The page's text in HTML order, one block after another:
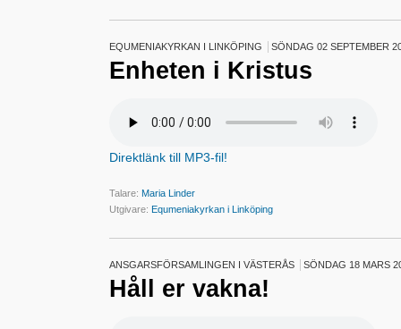
EQUMENIAKYRKAN I LINKÖPING SÖNDAG 02 SEPTEMBER
Enheten i Kristus
Direktlänk till MP3-fil!
Talare: Maria Linder
Utgivare: Equmeniakyrkan i Linköping
ANSGARSFÖRSAMLINGEN I VÄSTERÅS SÖNDAG 18 MARS
Håll er vakna!